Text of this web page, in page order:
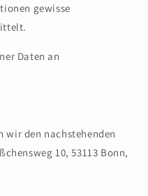
gewisse
Daten an
wir den nachstehenden
10, 53113 Bonn,